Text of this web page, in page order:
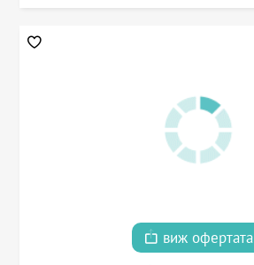
виж офертата